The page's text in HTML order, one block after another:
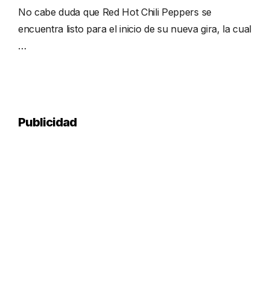
No cabe duda que Red Hot Chili Peppers se
encuentra listo para el inicio de su nueva gira, la cual
…
Publicidad